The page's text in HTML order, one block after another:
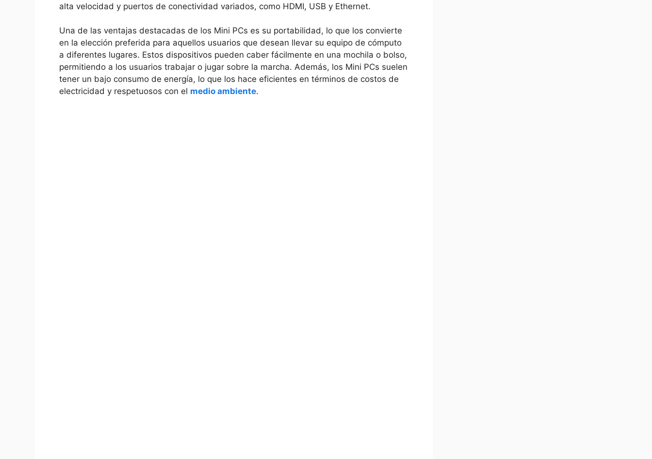
alta ⁢velocidad y puertos de conectividad variados, como HDMI,⁣ USB y Ethernet.
Una de las ventajas destacadas de los Mini PCs es su portabilidad, lo que los convierte
en la elección preferida para aquellos usuarios que‌ desean llevar su equipo de cómputo
a diferentes lugares. Estos dispositivos ‌pueden caber fácilmente en una mochila o bolso,⁣
permitiendo a los usuarios trabajar o jugar sobre ⁣la marcha.⁣ Además, los Mini PCs suelen
tener un bajo consumo de energía, lo que los hace eficientes en términos de costos de
electricidad y respetuosos ‌con el medio ambiente.